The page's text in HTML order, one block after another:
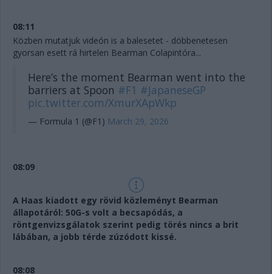
08:11
Közben mutatjuk videón is a balesetet - döbbenetesen
gyorsan esett rá hirtelen Bearman Colapintóra...
Here’s the moment Bearman went into the
barriers at Spoon #F1 #JapaneseGP
pic.twitter.com/XmurXApWkp
— Formula 1 (@F1) March 29, 2026
08:09
A Haas kiadott egy rövid közleményt Bearman
állapotáról: 50G-s volt a becsapódás, a
röntgenvizsgálatok szerint pedig törés nincs a brit
lábában, a jobb térde zúzódott kissé.
08:08